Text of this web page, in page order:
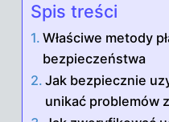
Spis treści
Właściwe metody
bezpieczeństwa
Jak bezpiecznie
unikać problemów